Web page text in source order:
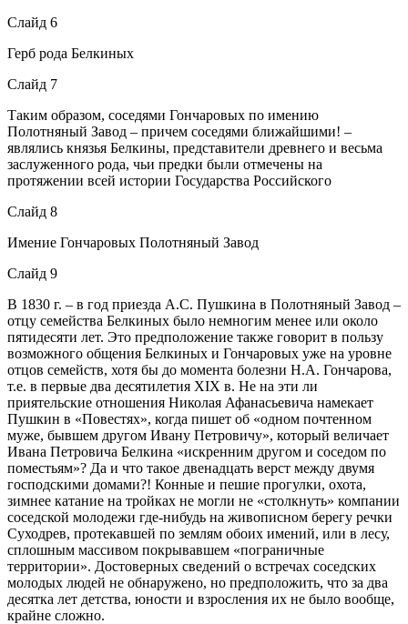
Слайд 6
Герб рода Белкиных
Слайд 7
Таким образом, соседями Гончаровых по имению
Полотняный Завод – причем соседями ближайшими! –
являлись князья Белкины, представители древнего и весьма
заслуженного рода, чьи предки были отмечены на
протяжении всей истории Государства Российского
Слайд 8
Имение Гончаровых Полотняный Завод
Слайд 9
В 1830 г. – в год приезда А.С. Пушкина в Полотняный Завод –
отцу семейства Белкиных было немногим менее или около
пятидесяти лет. Это предположение также говорит в пользу
возможного общения Белкиных и Гончаровых уже на уровне
отцов семейств, хотя бы до момента болезни Н.А. Гончарова,
т.е. в первые два десятилетия XIX в. Не на эти ли
приятельские отношения Николая Афанасьевича намекает
Пушкин в «Повестях», когда пишет об «одном почтенном
муже, бывшем другом Ивану Петровичу», который величает
Ивана Петровича Белкина «искренним другом и соседом по
поместьям»? Да и что такое двенадцать верст между двумя
господскими домами?! Конные и пешие прогулки, охота,
зимнее катание на тройках не могли не «столкнуть» компании
соседской молодежи где-нибудь на живописном берегу речки
Суходрев, протекавшей по землям обоих имений, или в лесу,
сплошным массивом покрывавшем «пограничные
территории». Достоверных сведений о встречах соседских
молодых людей не обнаружено, но предположить, что за два
десятка лет детства, юности и взросления их не было вообще,
крайне сложно.